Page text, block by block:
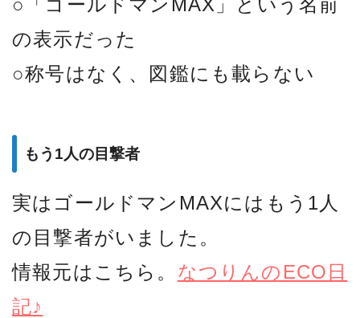
○「ゴールドマンMAX」という名前
の表示だった
○称号はなく、図鑑にも載らない
もう1人の目撃者
実はゴールドマンMAXにはもう1人
の目撃者がいました。
情報元はこちら。 なつりんのECO日
記♪